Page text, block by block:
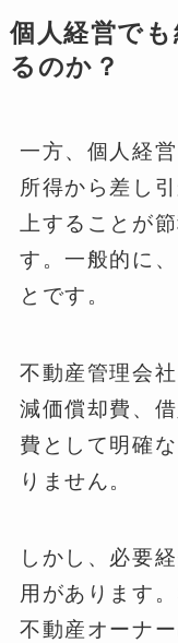
個人経営で
るのか？
一方、個人経
所得から差し
上することが
す。一般的に
とです。
不動産管理会
減価償却費、
費として明確
りません。
しかし、必要
用があります
不動産オーナ